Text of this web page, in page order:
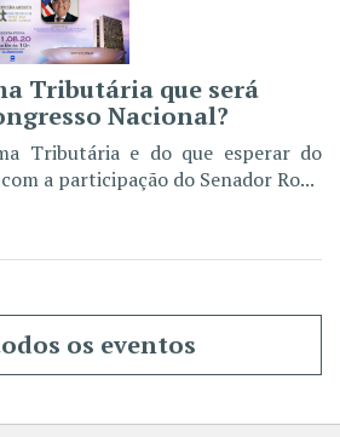
Tributária que será
Nacional?
Tributária e do que esperar do
a participação do Senador Ro...
os eventos